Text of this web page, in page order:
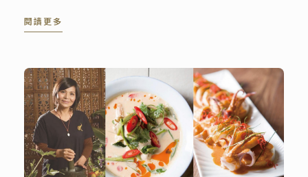
粗麥粉 ( couscous )，整道菜餚充分運用蔬菜，因此
閱讀更多